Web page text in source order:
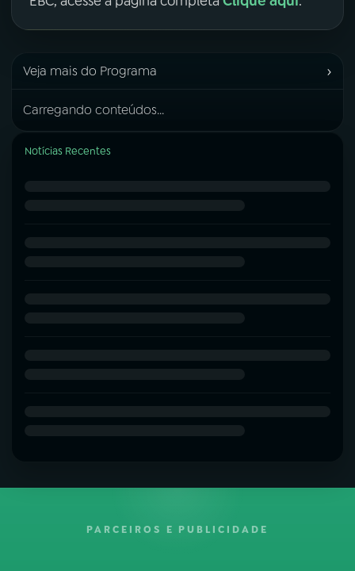
Veja mais do Programa ›
Carregando conteúdos...
Notícias Recentes
PARCEIROS E PUBLICIDADE